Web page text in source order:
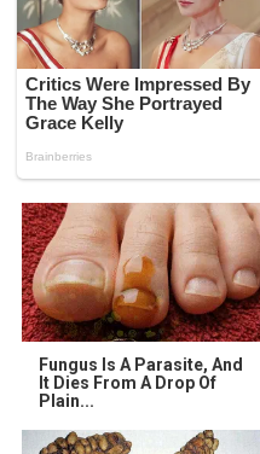
Fungus Is A Parasite, And
It Dies From A Drop Of
Plain...